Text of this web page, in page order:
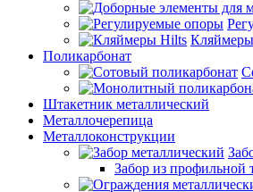
Поликарбонат
Штакетник металлический
Металлочерепица
Металлоконструкции
Забор из профильной